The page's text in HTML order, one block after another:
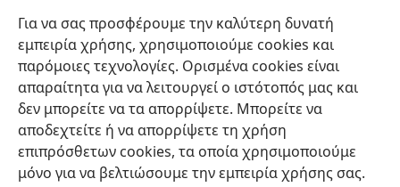
Για να σας προσφέρουμε την καλύτερη δυνατή
εμπειρία χρήσης, χρησιμοποιούμε cookies και
παρόμοιες τεχνολογίες. Ορισμένα cookies είναι
απαραίτητα για να λειτουργεί ο ιστότοπός μας και
δεν μπορείτε να τα απορρίψετε. Μπορείτε να
αποδεχτείτε ή να απορρίψετε τη χρήση
επιπρόσθετων cookies, τα οποία χρησιμοποιούμε
μόνο για να βελτιώσουμε την εμπειρία χρήσης σας.
Συνεισφορές
(ανοίγει
παράθυρο)ΔΙΑΔΙΚΤΥΑΚΗ ΒΙΒΛΙΟΘΗΚΗ της Σκοπιάς™
(ανοίγει
νέο
παράθυρο)
JW Hub
(ανοίγει
νέο
®